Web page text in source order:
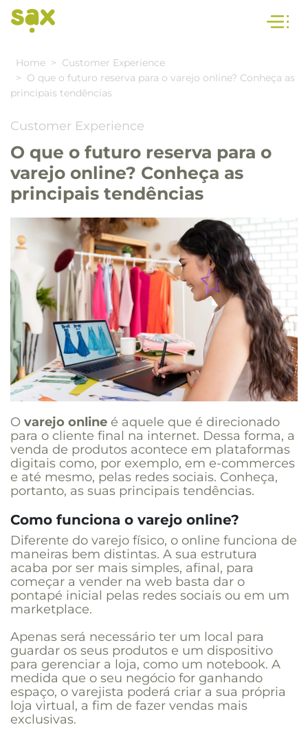
Home
Customer Experience
O que o futuro reserva para o varejo online? Conheça as
principais tendências
Customer Experience
O que o futuro reserva para o
varejo online? Conheça as
principais tendências
O varejo online é aquele que é direcionado
para o cliente final na internet. Dessa forma, a
venda de produtos acontece em plataformas
digitais como, por exemplo, em e-commerces
e até mesmo, pelas redes sociais. Conheça,
portanto, as suas principais tendências.
Como funciona o varejo online?
Diferente do varejo físico, o online funciona de
maneiras bem distintas. A sua estrutura
acaba por ser mais simples, afinal, para
começar a vender na web basta dar o
pontapé inicial pelas redes sociais ou em um
marketplace.
Apenas será necessário ter um local para
guardar os seus produtos e um dispositivo
para gerenciar a loja, como um notebook. A
medida que o seu negócio for ganhando
espaço, o varejista poderá criar a sua própria
loja virtual, a fim de fazer vendas mais
exclusivas.